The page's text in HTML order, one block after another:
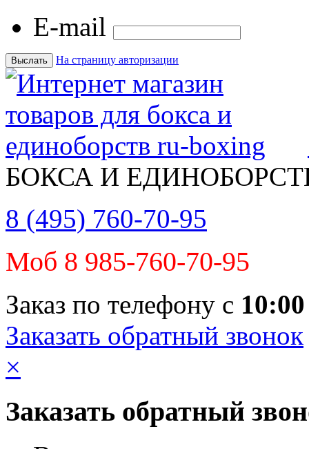
E-mail
На страницу авторизации
БОКСА И
8 (495) 760-70-95
Моб 8 985-760-70-95
Заказ по телефону с 10:00
Заказать обратный звонок
×
Заказать обратный